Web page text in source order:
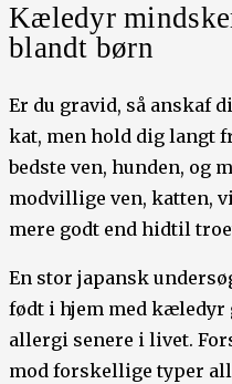
Kæledyr
blandt børn
Er du gravid, så anskaf
kat, men hold dig langt
bedste ven, hunden, og
modvillige ven, katten,
mere godt end hidtil
En stor japansk
født i hjem med kæledyr
allergi senere i livet.
mod forskellige typer